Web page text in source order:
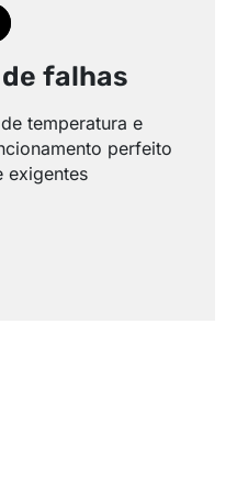
falhas
temperatura e
perfeito
exigentes